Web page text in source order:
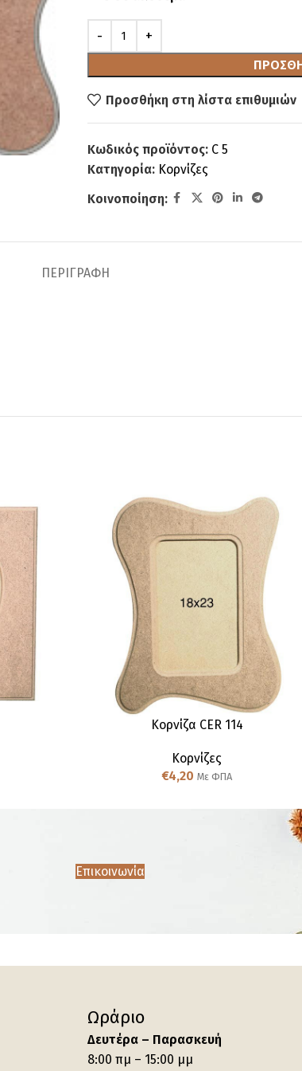
Προσθήκη στη λίστα επιθυμιών
Κωδικός προϊόντος: C 5
Κατηγορία: Κορνίζες
Κοινοποίηση:
ΠΕΡΙΓΡΑΦΉ
Κορνίζα CER 114
Κορνίζες
€4,20 Με ΦΠΑ
Επικοινωνία
Ωράριο
Δευτέρα – Παρασκευή
8:00 πμ – 15:00 μμ